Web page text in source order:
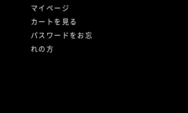
マイページ
カートを見る
パスワードをお忘
れの方